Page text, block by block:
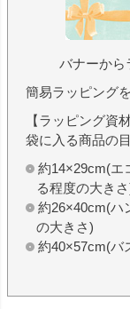
バナーから
簡易ラッピング
【ラッピング資
袋に入る商品の
約14×29cm(エ
る程度の大き
約26×40cm(ハ
の大きさ)
約40×57cm(バ